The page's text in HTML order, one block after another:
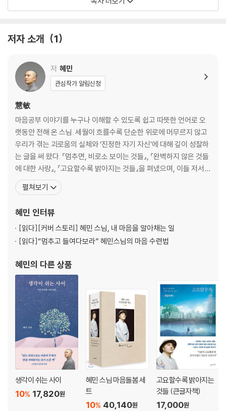
하려 하기보다 곁에 머물며 천천히 스며드는 책. 그리고 어느 순간, 문득 알
나눔에 전액 기부됩니다.
7 관계 속에서 먼저 나를 보기
세 번째 장: 생각이 쉬면 깨닫는 것들
9 진정한 나는 무엇인가
10 따로 있는 나는 없다
11 관찰되는 것은 내가 아니다
12 텅 비어 자유롭고 충만한 나
네 번째 장: 깨달음에 대한 오해 풀기
13 괴롭고 시끄러워도 늘 밝다
15 노력해서 얻는 것이 아니다
16 내가 하는 게 아니다
저자 소개 1
저 혜민
관심작가 알림신청
慧敏
마음공부 이야기를 누구나 이해할 수 있도록 쉽고 따뜻한 언어로 오
랫동안 전해 온 스님. 세월이 흐를수록 단순한 위로에 머무르지 않고
우리가 겪는 괴로움의 실체와 ‘진정한 자기 자신’에 대해 깊이 성찰하
는 글을 써 왔다. 『멈추면, 비로소 보이는 것들』, 『완벽하지 않은 것들
에 대한 사랑』, 『고요할수록 밝아지는 것들』을 펴냈으며, 이들 저서는
38개 언어로 번역되어 미국, 영국, 네덜란드, 브라질, 베트남, 인도네
시아 등 세계 여러 나라에서 사랑받는 베스트셀러가 되었다. 2000년
드 대학원과 프린스턴 대학원에서
펼쳐보기
혜민 인터뷰
[읽다][커버 스토리] 혜민 스님, 내 마음을 알아채는 일
[읽다]“멈추고 들여다보라” 혜민스님의 마음 수련법
혜민의 다른 상품
생각이 쉬는 사이
17,820원
10%
혜민 스님 마음돌봄 세
트
40,140원
10%
고요할수록 밝아지는
것들 (큰글자책)
17,000원